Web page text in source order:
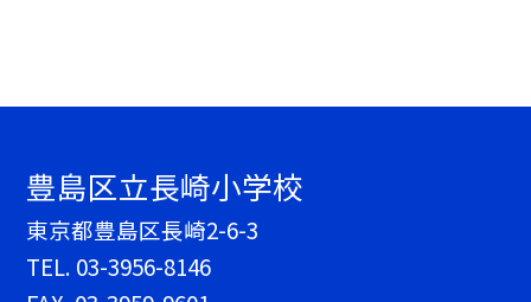
豊島区立長崎小学校
東京都豊島区長崎2-6-3
TEL. 03-3956-8146